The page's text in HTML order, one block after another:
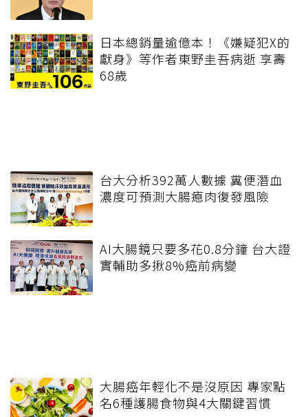
日本總銷量逾億本！《嫌疑犯X的
獻身》等作者東野圭吾病逝 享壽
68歲
台大分析392萬人數據 糞便潛血
濃度可預測大腸瘜肉復發風險
AI大腸鏡只要多花0.8分鐘 台大證
實輔助多揪8%癌前病變
大腸癌年輕化不是沒原因 專家點
名6種護腸食物與4大關鍵習慣